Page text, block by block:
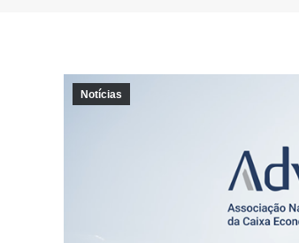
Notícias